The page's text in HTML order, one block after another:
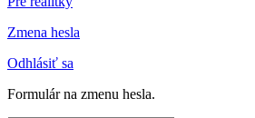
Zmena hesla
Odhlásiť sa
Formulár na zmenu hesla.